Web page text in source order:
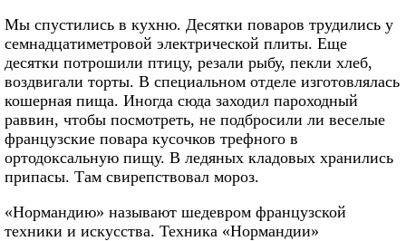
Мы спустились в кухню. Десятки поваров трудились у
семнадцатиметровой электрической плиты. Еще
десятки потрошили птицу, резали рыбу, пекли хлеб,
воздвигали торты. В специальном отделе изготовлялась
кошерная пища. Иногда сюда заходил пароходный
раввин, чтобы посмотреть, не подбросили ли веселые
французские повара кусочков трефного в
ортодоксальную пищу. В ледяных кладовых хранились
припасы. Там свирепствовал мороз.
«Нормандию» называют шедевром французской
техники и искусства. Техника «Нормандии»